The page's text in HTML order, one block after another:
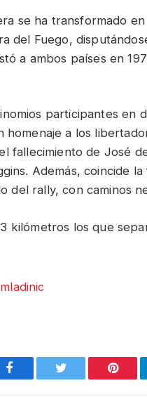
se ha transformado
del Fuego,
a ambos países en
participantes en
a los
fallecimiento de José
Además, coincide
del rally, con caminos
kilómetros los que
Facebook Twitter